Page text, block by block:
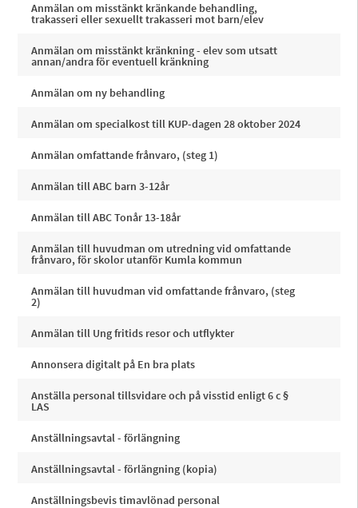
Anmälan om misstänkt kränkande behandling,
trakasseri eller sexuellt trakasseri mot barn/elev
Anmälan om misstänkt kränkning - elev som utsatt
annan/andra för eventuell kränkning
Anmälan om ny behandling
Anmälan om specialkost till KUP-dagen 28 oktober 2024
Anmälan omfattande frånvaro, (steg 1)
Anmälan till ABC barn 3-12år
Anmälan till ABC Tonår 13-18år
Anmälan till huvudman om utredning vid omfattande
frånvaro, för skolor utanför Kumla kommun
Anmälan till huvudman vid omfattande frånvaro, (steg
2)
Anmälan till Ung fritids resor och utflykter
Annonsera digitalt på En bra plats
Anställa personal tillsvidare och på visstid enligt 6 c §
LAS
Anställningsavtal - förlängning
Anställningsavtal - förlängning (kopia)
Anställningsbevis timavlönad personal